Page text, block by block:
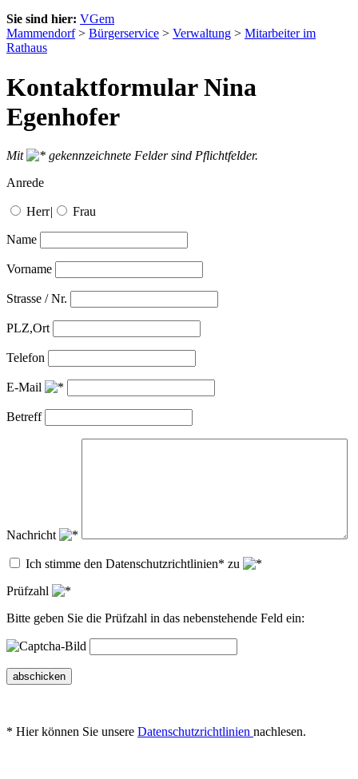
Sie sind hier: VGem
Mammendorf> Bürgerservice > Verwaltung > Mitarbeiter im
Rathaus
Kontaktformular Nina
Egenhofer
Mit
gekennzeichnete Felder sind Pflichtfelder.
Anrede
Herr| Frau
Name
Vorname
Strasse / Nr.
PLZ,Ort
Telefon
E-Mail
Betreff
Nachricht
Ich stimme den Datenschutzrichtlinien* zu
Prüfzahl
Bitte geben Sie die Prüfzahl in das nebenstehende Feld ein:
abschicken
* Hier können Sie unsere Datenschutzrichtlinien nachlesen.